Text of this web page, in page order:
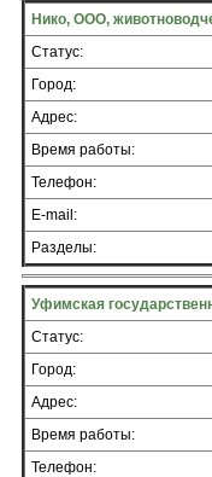
Нико, ООО,
Статус:
Город:
Адрес:
Время работы:
Телефон:
E-mail:
Разделы:
Уфимская
Статус:
Город:
Адрес:
Время работы:
Телефон: